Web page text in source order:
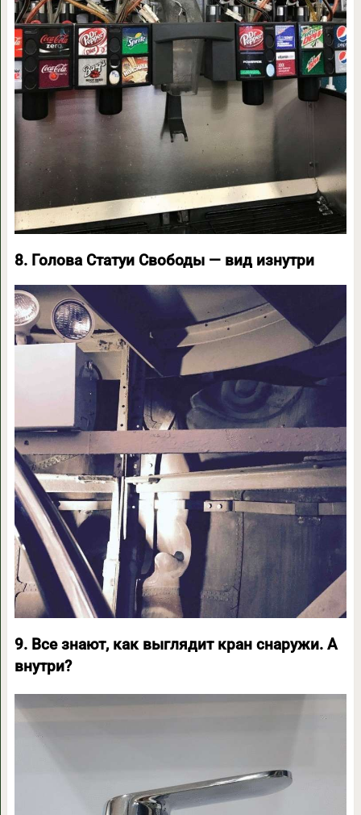
8. Голова Статуи Свободы — вид изнутри
9. Все знают, как выглядит кран снаружи. А
внутри?